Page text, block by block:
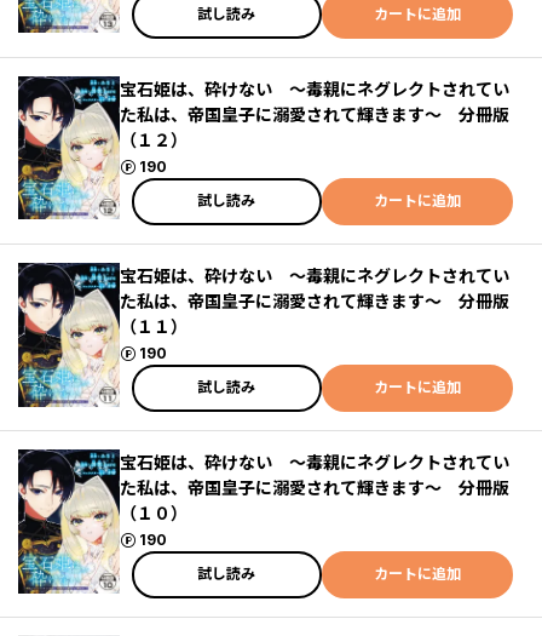
試し読み
カートに追加
宝石姫は、砕けない ～毒親にネグレクトされてい
た私は、帝国皇子に溺愛されて輝きます～ 分冊版
（１２）
190
ポイント
試し読み
カートに追加
宝石姫は、砕けない ～毒親にネグレクトされてい
た私は、帝国皇子に溺愛されて輝きます～ 分冊版
（１１）
190
ポイント
試し読み
カートに追加
宝石姫は、砕けない ～毒親にネグレクトされてい
た私は、帝国皇子に溺愛されて輝きます～ 分冊版
（１０）
190
ポイント
試し読み
カートに追加